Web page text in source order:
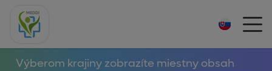
Výberom krajiny zobrazíte miestny obsah